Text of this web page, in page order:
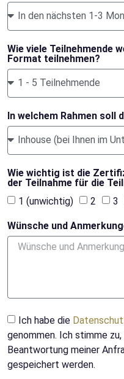
Wie viele Teilnehmende
Format teilnehmen?
In welchem Rahmen
Wie wichtig ist die
der Teilnahme für die
1 (unwichtig)
2 3
Wünsche und
Ich habe die
genommen. Ich stimme
Beantwortung meiner
gespeichert werden.